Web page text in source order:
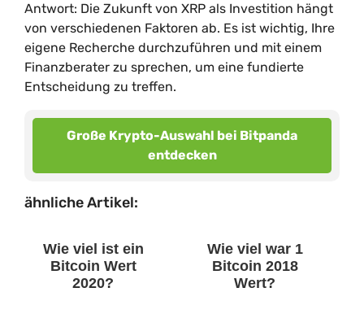
Antwort: Die Zukunft von XRP als Investition hängt
von verschiedenen Faktoren ab. Es ist wichtig, Ihre
eigene Recherche durchzuführen und mit einem
Finanzberater zu sprechen, um eine fundierte
Entscheidung zu treffen.
Große Krypto-Auswahl bei Bitpanda
entdecken
ähnliche Artikel:
Wie viel ist ein
Bitcoin Wert
2020?
Wie viel war 1
Bitcoin 2018
Wert?